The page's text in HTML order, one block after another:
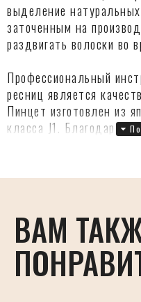
выделение
заточенным на
раздвигать волоски во
Профессиональный
ресниц является
Пинцет изготовлен из
класса J1. Благодаря
ВАМ